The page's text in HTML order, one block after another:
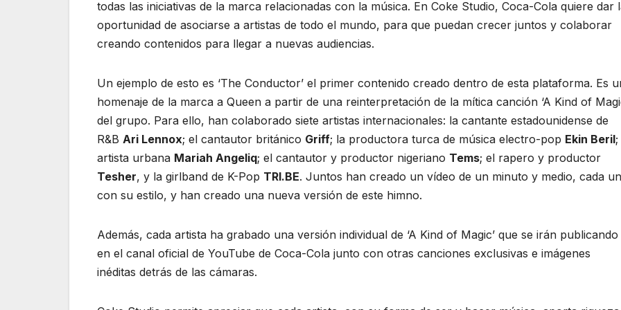
todas las iniciativas de la marca relacionadas con la música. En Coke Studio, Coca-Cola quiere dar
oportunidad de asociarse a artistas de todo el mundo, para que puedan crecer juntos y colaborar
creando contenidos para llegar a nuevas audiencias.
Un ejemplo de esto es ‘The Conductor’ el primer contenido creado dentro de esta plataforma. Es
homenaje de la marca a Queen a partir de una reinterpretación de la mítica canción ‘A Kind of
del grupo. Para ello, han colaborado siete artistas internacionales: la cantante estadounidense de
R&B Ari Lennox; el cantautor británico Griff; la productora turca de música electro-pop Ekin Beril
artista urbana Mariah Angeliq; el cantautor y productor nigeriano Tems; el rapero y productor
Tesher, y la girlband de K-Pop TRI.BE. Juntos han creado un vídeo de un minuto y medio, cada
con su estilo, y han creado una nueva versión de este himno.
Además, cada artista ha grabado una versión individual de ‘A Kind of Magic’ que se irán publicando
en el canal oficial de YouTube de Coca-Cola junto con otras canciones exclusivas e imágenes
inéditas detrás de las cámaras.